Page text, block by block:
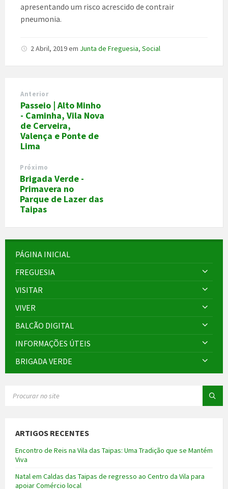
apresentando um risco acrescido de contrair
pneumonia.
2 Abril, 2019em Junta de Freguesia, Social
Anterior
Passeio | Alto Minho
- Caminha, Vila Nova
de Cerveira,
Valença e Ponte de
Lima
Próximo
Brigada Verde -
Primavera no
Parque de Lazer das
Taipas
PÁGINA INICIAL
FREGUESIA
VISITAR
VIVER
BALCÃO DIGITAL
INFORMAÇÕES ÚTEIS
BRIGADA VERDE
ARTIGOS RECENTES
Encontro de Reis na Vila das Taipas: Uma Tradição que se Mantém
Viva
Natal em Caldas das Taipas de regresso ao Centro da Vila para
apoiar Comércio local